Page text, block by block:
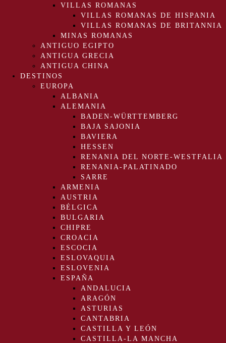
VILLAS ROMANAS
VILLAS ROMANAS DE HISPANIA
VILLAS ROMANAS DE BRITANNIA
MINAS ROMANAS
ANTIGUO EGIPTO
ANTIGUA GRECIA
ANTIGUA CHINA
DESTINOS
EUROPA
ALBANIA
ALEMANIA
BADEN-WÜRTTEMBERG
BAJA SAJONIA
BAVIERA
HESSEN
RENANIA DEL NORTE-WESTFALIA
RENANIA-PALATINADO
SARRE
ARMENIA
AUSTRIA
BÉLGICA
BULGARIA
CHIPRE
CROACIA
ESCOCIA
ESLOVAQUIA
ESLOVENIA
ESPAÑA
ANDALUCIA
ARAGÓN
ASTURIAS
CANTABRIA
CASTILLA Y LEÓN
CASTILLA-LA MANCHA